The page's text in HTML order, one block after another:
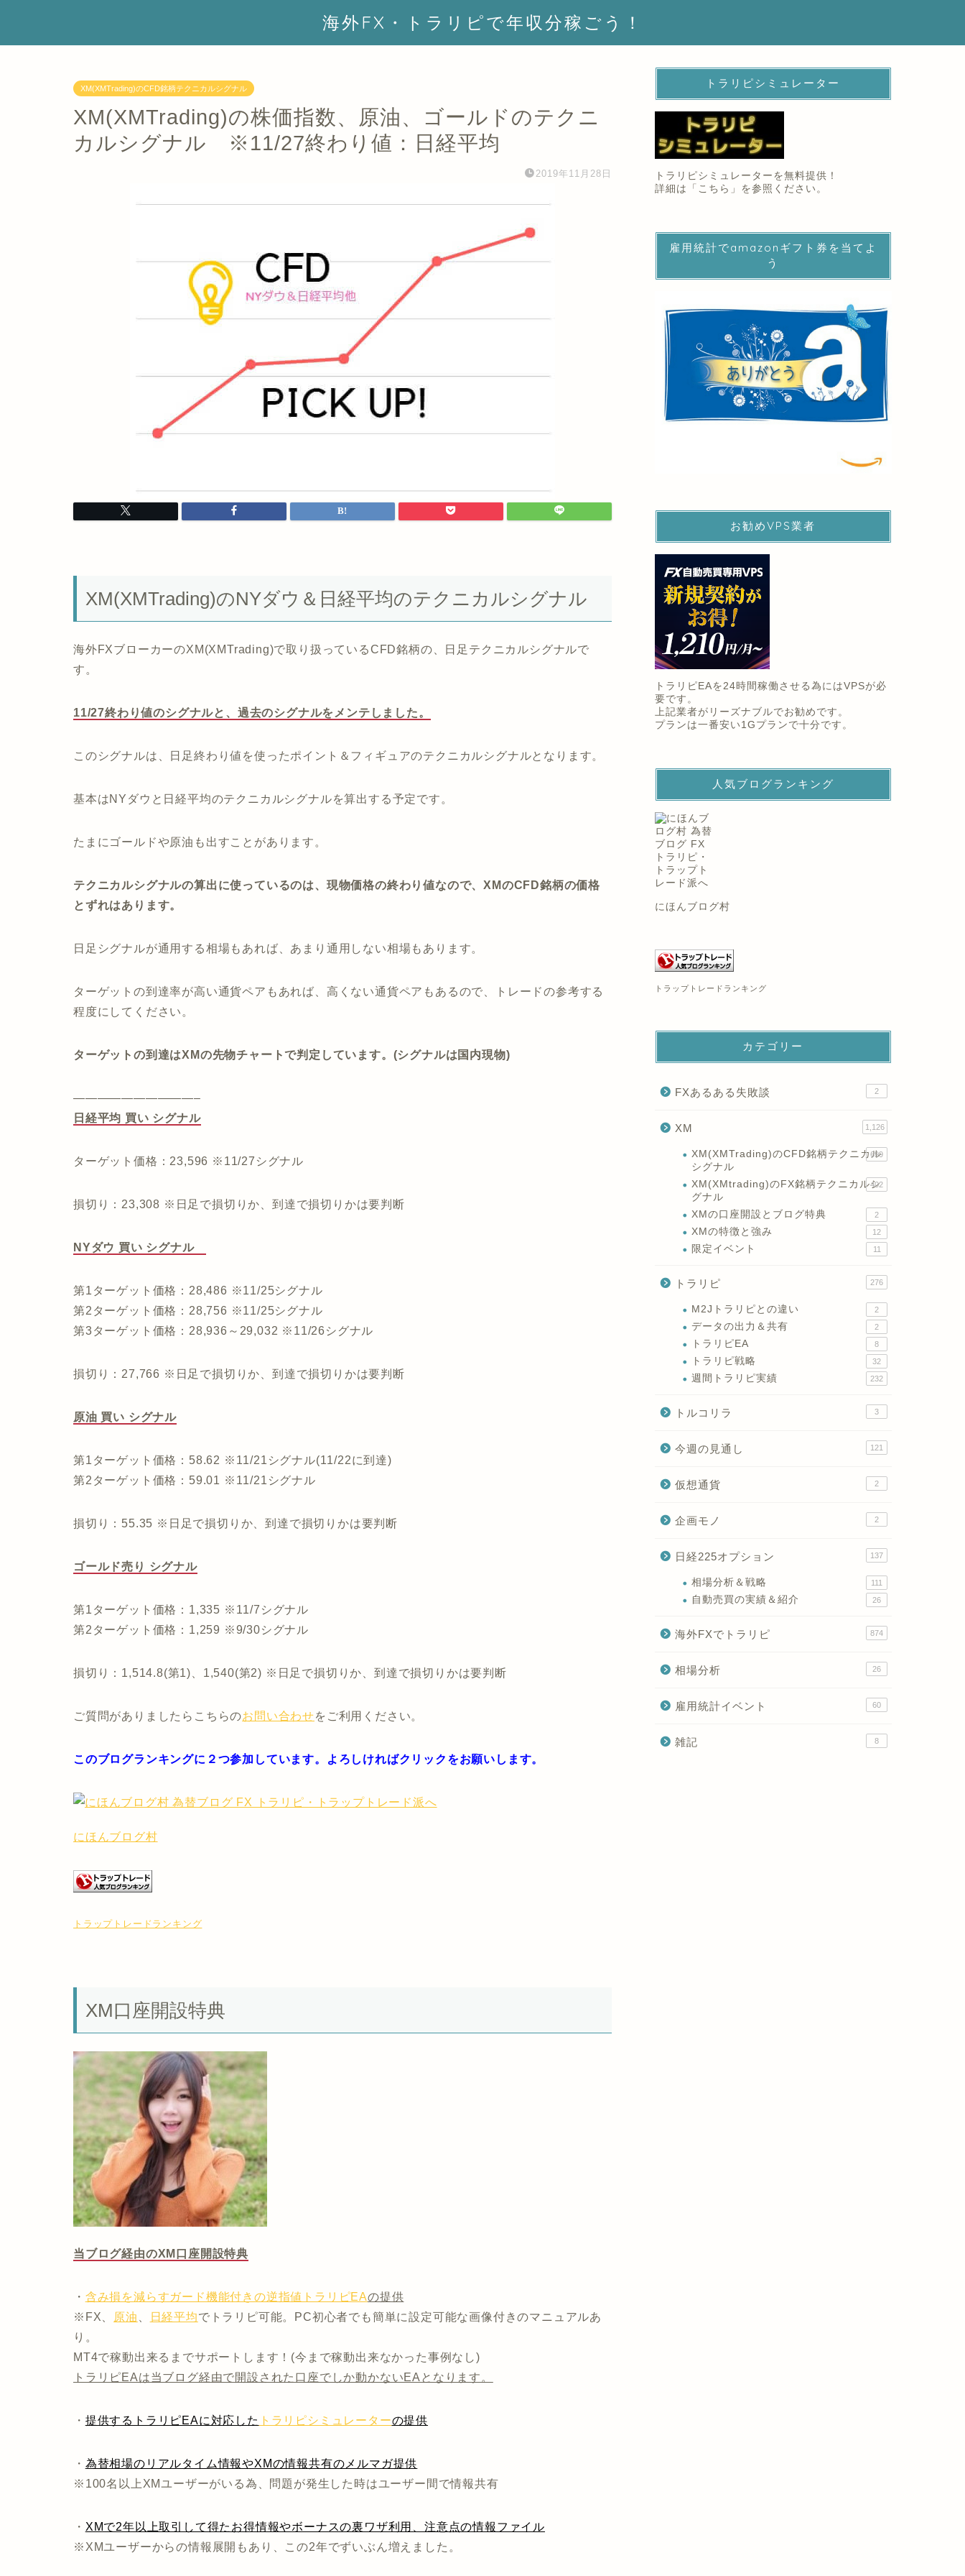
海外FX・トラリピで年収分稼ごう！
XM(XMTrading)のCFD銘柄テクニカルシグナル
XM(XMTrading)の株価指数、原油、ゴールドのテクニ
カルシグナル ※11/27終わり値：日経平均
2019年11月28日
XM(XMTrading)のNYダウ＆日経平均のテクニカルシグナル
海外FXブローカーのXM(XMTrading)で取り扱っているCFD銘柄の、日足テクニカルシグナルで
す。
11/27終わり値のシグナルと、過去のシグナルをメンテしました。
このシグナルは、日足終わり値を使ったポイント＆フィギュアのテクニカルシグナルとなります。
基本はNYダウと日経平均のテクニカルシグナルを算出する予定です。
たまにゴールドや原油も出すことがあります。
テクニカルシグナルの算出に使っているのは、現物価格の終わり値なので、XMのCFD銘柄の価格
とずれはあります。
日足シグナルが通用する相場もあれば、あまり通用しない相場もあります。
ターゲットの到達率が高い通貨ペアもあれば、高くない通貨ペアもあるので、トレードの参考する
程度にしてください。
ターゲットの到達はXMの先物チャートで判定しています。(シグナルは国内現物)
——————————–
日経平均 買い シグナル
ターゲット価格：23,596 ※11/27シグナル
損切り：23,308 ※日足で損切りか、到達で損切りかは要判断
NYダウ 買い シグナル
第1ターゲット価格：28,486 ※11/25シグナル
第2ターゲット価格：28,756 ※11/25シグナル
第3ターゲット価格：28,936～29,032 ※11/26シグナル
損切り：27,766 ※日足で損切りか、到達で損切りかは要判断
原油 買い シグナル
第1ターゲット価格：58.62 ※11/21シグナル(11/22に到達)
第2ターゲット価格：59.01 ※11/21シグナル
損切り：55.35 ※日足で損切りか、到達で損切りかは要判断
ゴールド売り シグナル
第1ターゲット価格：1,335 ※11/7シグナル
第2ターゲット価格：1,259 ※9/30シグナル
損切り：1,514.8(第1)、1,540(第2) ※日足で損切りか、到達で損切りかは要判断
ご質問がありましたらこちらのお問い合わせをご利用ください。
このブログランキングに２つ参加しています。よろしければクリックをお願いします。
にほんブログ村
トラップトレードランキング
XM口座開設特典
当ブログ経由のXM口座開設特典
・ 含み損を減らすガード機能付きの逆指値トラリピEAの提供
※FX、
原油 日経平均でトラリピ可能。PC初心者でも簡単に設定可能な画像付きのマニュアルあ
り。
MT4で稼動出来るまでサポートします！(今まで稼動出来なかった事例なし)
トラリピEAは当ブログ経由で開設された口座でしか動かないEAとなります。
・ 提供するトラリピEAに対応した トラリピシミュレーターの提供
・ 為替相場のリアルタイム情報やXMの情報共有のメルマガ提供
※100名以上XMユーザーがいる為、問題が発生した時はユーザー間で情報共有
・ XMで2年以上取引して得たお得情報やボーナスの裏ワザ利用、注意点の情報ファイル
※XMユーザーからの情報展開もあり、この2年でずいぶん増えました。
トラリピシミュレーター
トラリピシミュレーターを無料提供！
詳細は「 こちら 」を参照ください。
雇用統計でamazonギフト券を当てよ
う
お勧めVPS業者
トラリピEAを24時間稼働させる為にはVPSが必
要です。
上記業者がリーズナブルでお勧めです。
プランは一番安い1Gプランで十分です。
人気ブログランキング
にほんブログ村
トラップトレードランキング
カテゴリー
FXあるある失敗談 2
XM 1,126
XM(XMTrading)のCFD銘柄テクニカル
シグナル
699
XM(XMtrading)のFX銘柄テクニカルシ
グナル
402
XMの口座開設とブログ特典 2
XMの特徴と強み 12
限定イベント 11
トラリピ 276
M2Jトラリピとの違い 2
データの出力＆共有 2
トラリピEA 8
トラリピ戦略 32
週間トラリピ実績 232
トルコリラ 3
今週の見通し 121
仮想通貨 2
企画モノ 2
日経225オプション 137
相場分析＆戦略 111
自動売買の実績＆紹介 26
海外FXでトラリピ 874
相場分析 26
雇用統計イベント 60
雑記 8